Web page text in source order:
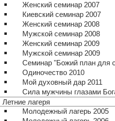
Женский семинар 2007
Киевский семинар 2007
Женский семинар 2008
Мужской семинар 2008
Женский семинар 2009
Мужской семинар 2009
Семинар "Божий план для
Одиночество 2010
Мой духовный дар 2011
Сила мужчины глазами
Летние лагеря
Молодежный лагерь 2005